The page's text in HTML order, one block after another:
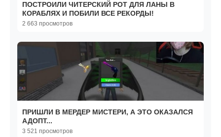
ПОСТРОИЛИ ЧИТЕРСКИЙ РОТ ДЛЯ ЛАНЫ В
КОРАБЛЯХ И ПОБИЛИ ВСЕ РЕКОРДЫ!
2 663 просмотров
ПРИШЛИ В МЕРДЕР МИСТЕРИ, А ЭТО ОКАЗАЛСЯ
АДОПТ...
3 521 просмотров